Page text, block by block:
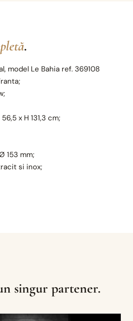
.
model Le Bahia ref. 369108
x H 131,3 cm;
153 mm;
si inox;
singur partener.